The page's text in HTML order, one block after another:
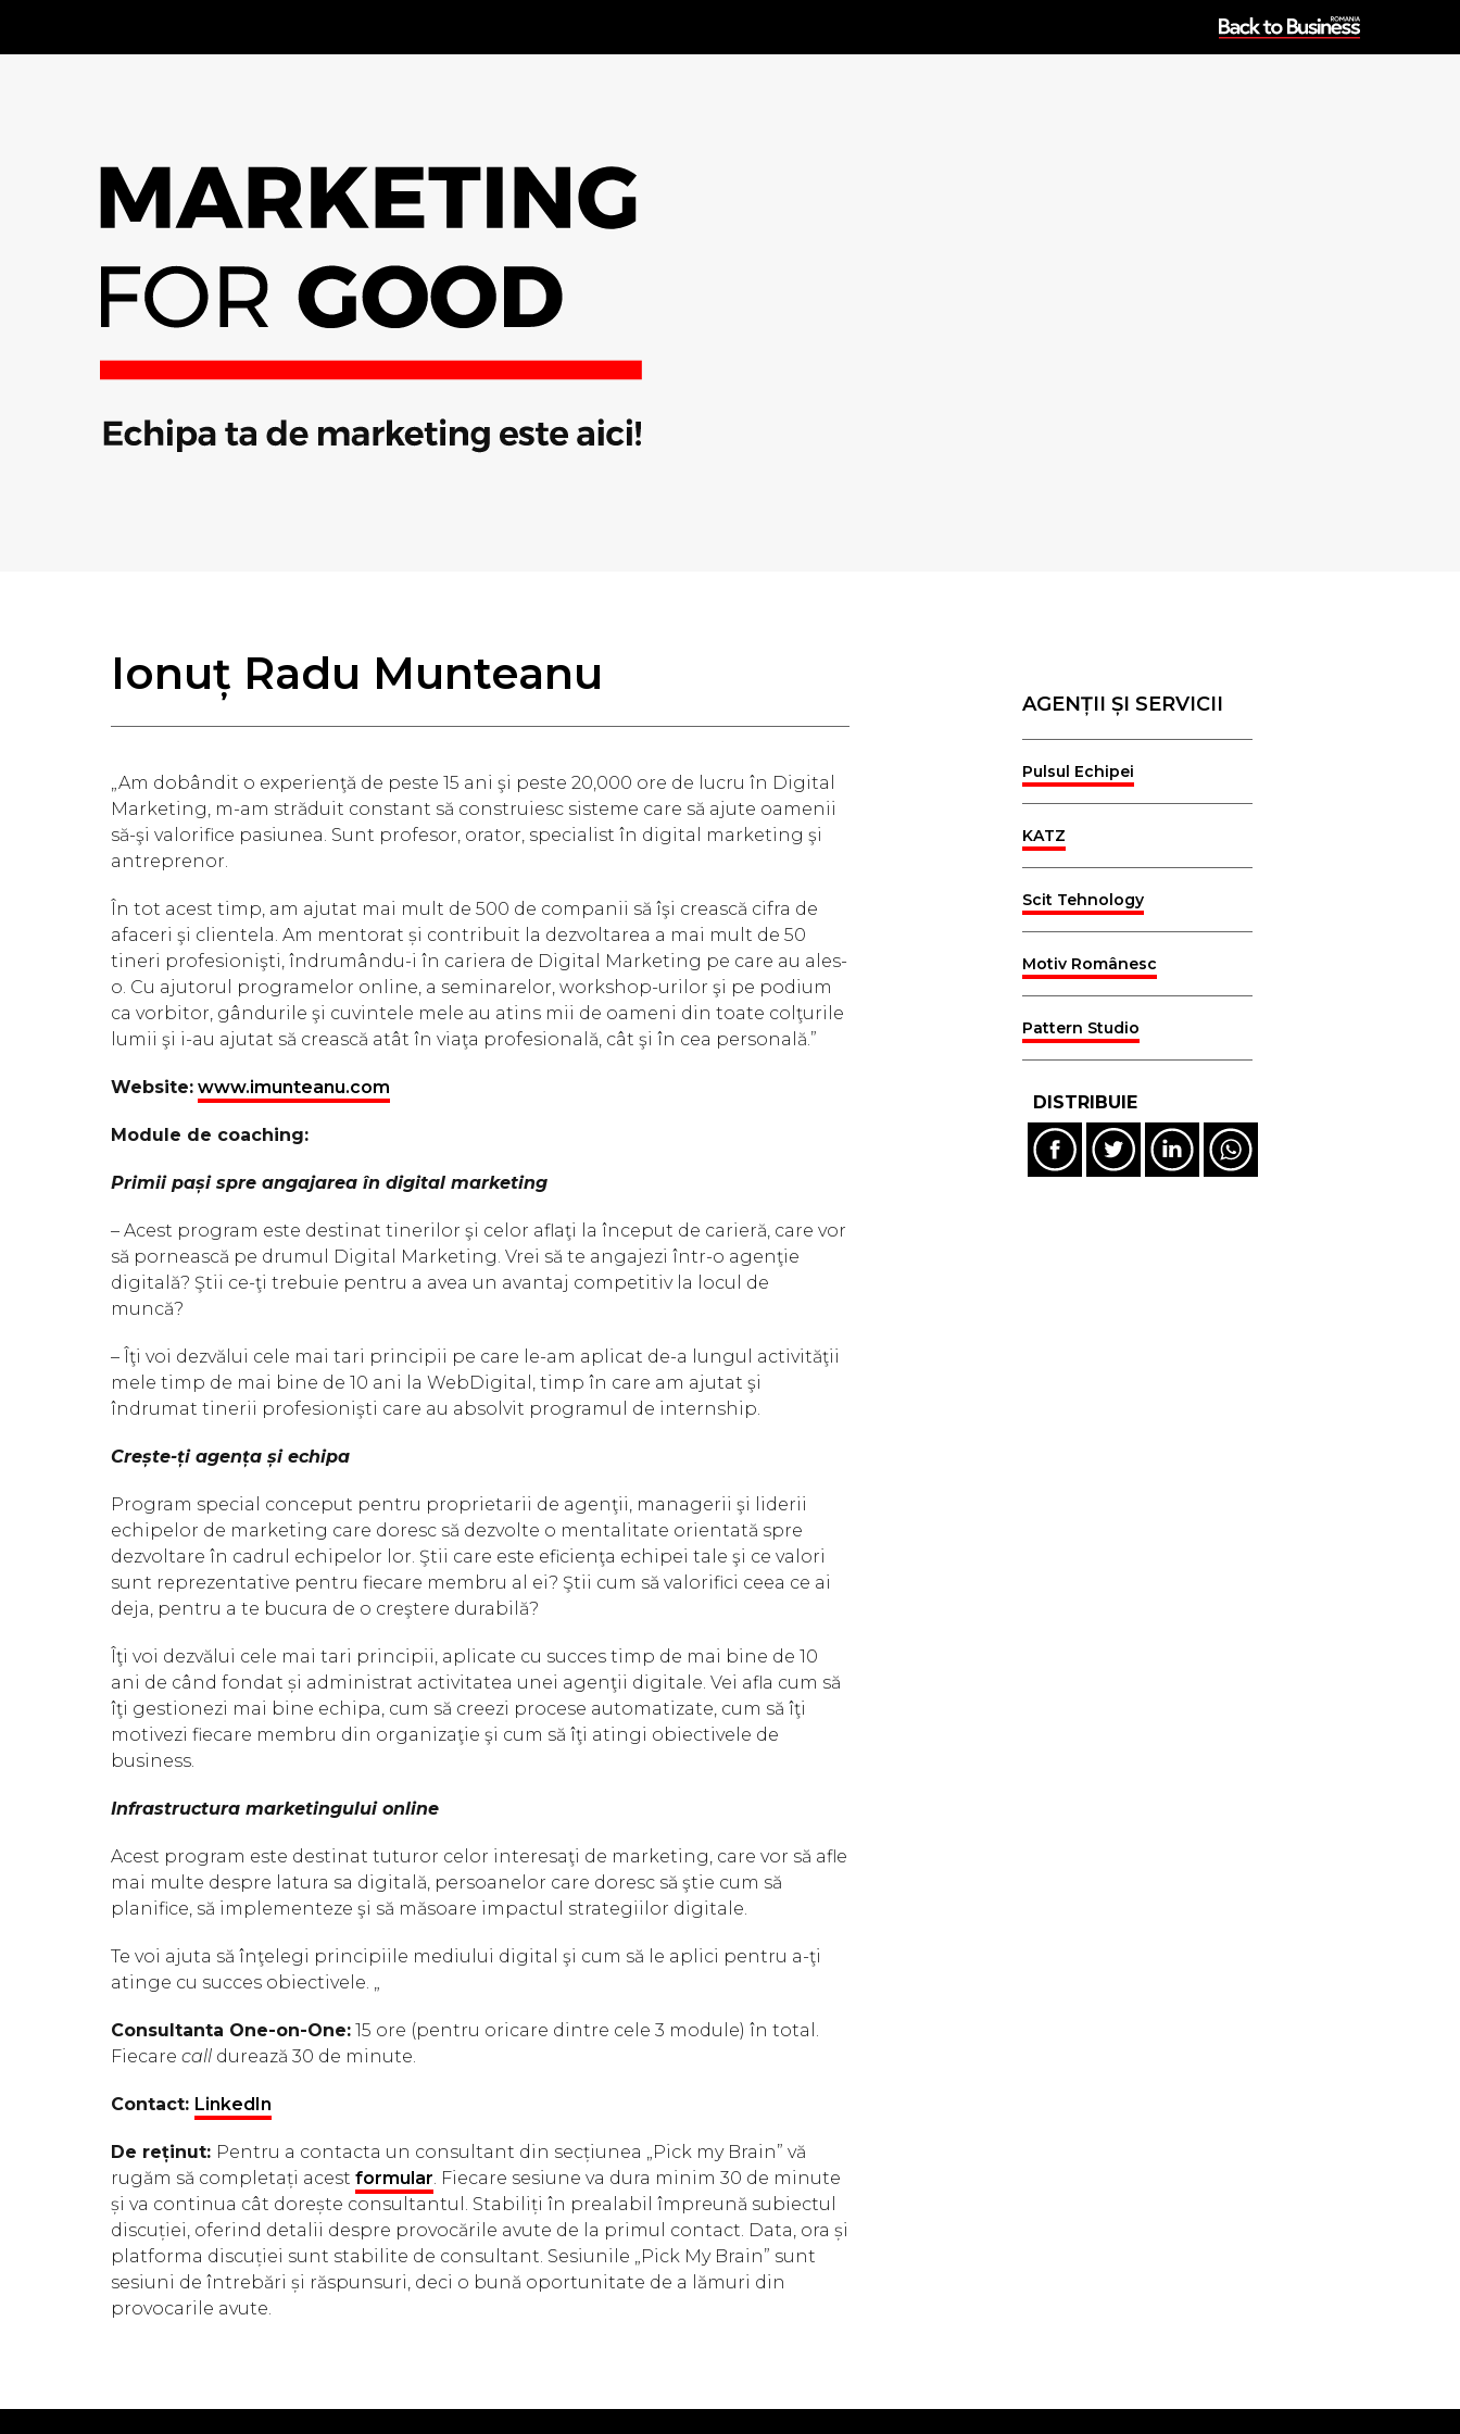
Ionuț Radu Munteanu
„Am dobândit o experienţă de peste 15 ani şi peste 20,000 ore de lucru în Digital
Marketing, m-am străduit constant să construiesc sisteme care să ajute oamenii
să-şi valorifice pasiunea. Sunt profesor, orator, specialist în digital marketing şi
antreprenor.
În tot acest timp, am ajutat mai mult de 500 de companii să îşi crească cifra de
afaceri şi clientela. Am mentorat și contribuit la dezvoltarea a mai mult de 50
tineri profesionişti, îndrumându-i în cariera de Digital Marketing pe care au ales-
o. Cu ajutorul programelor online, a seminarelor, workshop-urilor şi pe podium
ca vorbitor, gândurile şi cuvintele mele au atins mii de oameni din toate colţurile
lumii şi i-au ajutat să crească atât în viaţa profesională, cât şi în cea personală.”
Website: www.imunteanu.com
Module de coaching:
Primii pași spre angajarea în digital marketing
– Acest program este destinat tinerilor şi celor aflaţi la început de carieră, care vor
să pornească pe drumul Digital Marketing. Vrei să te angajezi într-o agenţie
digitală? Ştii ce-ţi trebuie pentru a avea un avantaj competitiv la locul de
muncă?
– Îţi voi dezvălui cele mai tari principii pe care le-am aplicat de-a lungul activităţii
mele timp de mai bine de 10 ani la WebDigital, timp în care am ajutat şi
îndrumat tinerii profesionişti care au absolvit programul de internship.
Crește-ți agența și echipa
Program special conceput pentru proprietarii de agenţii, managerii şi liderii
echipelor de marketing care doresc să dezvolte o mentalitate orientată spre
dezvoltare în cadrul echipelor lor. Ştii care este eficienţa echipei tale şi ce valori
sunt reprezentative pentru fiecare membru al ei? Ştii cum să valorifici ceea ce ai
deja, pentru a te bucura de o creştere durabilă?
Îţi voi dezvălui cele mai tari principii, aplicate cu succes timp de mai bine de 10
ani de când fondat și administrat activitatea unei agenţii digitale. Vei afla cum să
îţi gestionezi mai bine echipa, cum să creezi procese automatizate, cum să îţi
motivezi fiecare membru din organizaţie şi cum să îţi atingi obiectivele de
business.
Infrastructura marketingului online
Acest program este destinat tuturor celor interesaţi de marketing, care vor să afle
mai multe despre latura sa digitală, persoanelor care doresc să ştie cum să
planifice, să implementeze şi să măsoare impactul strategiilor digitale.
Te voi ajuta să înţelegi principiile mediului digital şi cum să le aplici pentru a-ţi
atinge cu succes obiectivele. „
Consultanta One-on-One: 15 ore (pentru oricare dintre cele 3 module) în total.
Fiecare call durează 30 de minute.
Contact: LinkedIn
De reținut: Pentru a contacta un consultant din secțiunea „Pick my Brain” vă
rugăm să completați acest formular. Fiecare sesiune va dura minim 30 de minute
și va continua cât dorește consultantul. Stabiliți în prealabil împreună subiectul
discuției, oferind detalii despre provocările avute de la primul contact. Data, ora și
platforma discuției sunt stabilite de consultant. Sesiunile „Pick My Brain” sunt
sesiuni de întrebări și răspunsuri, deci o bună oportunitate de a lămuri din
provocarile avute.
AGENȚII ȘI SERVICII
Pulsul Echipei
KATZ
Scit Tehnology
Motiv Românesc
Pattern Studio
DISTRIBUIE